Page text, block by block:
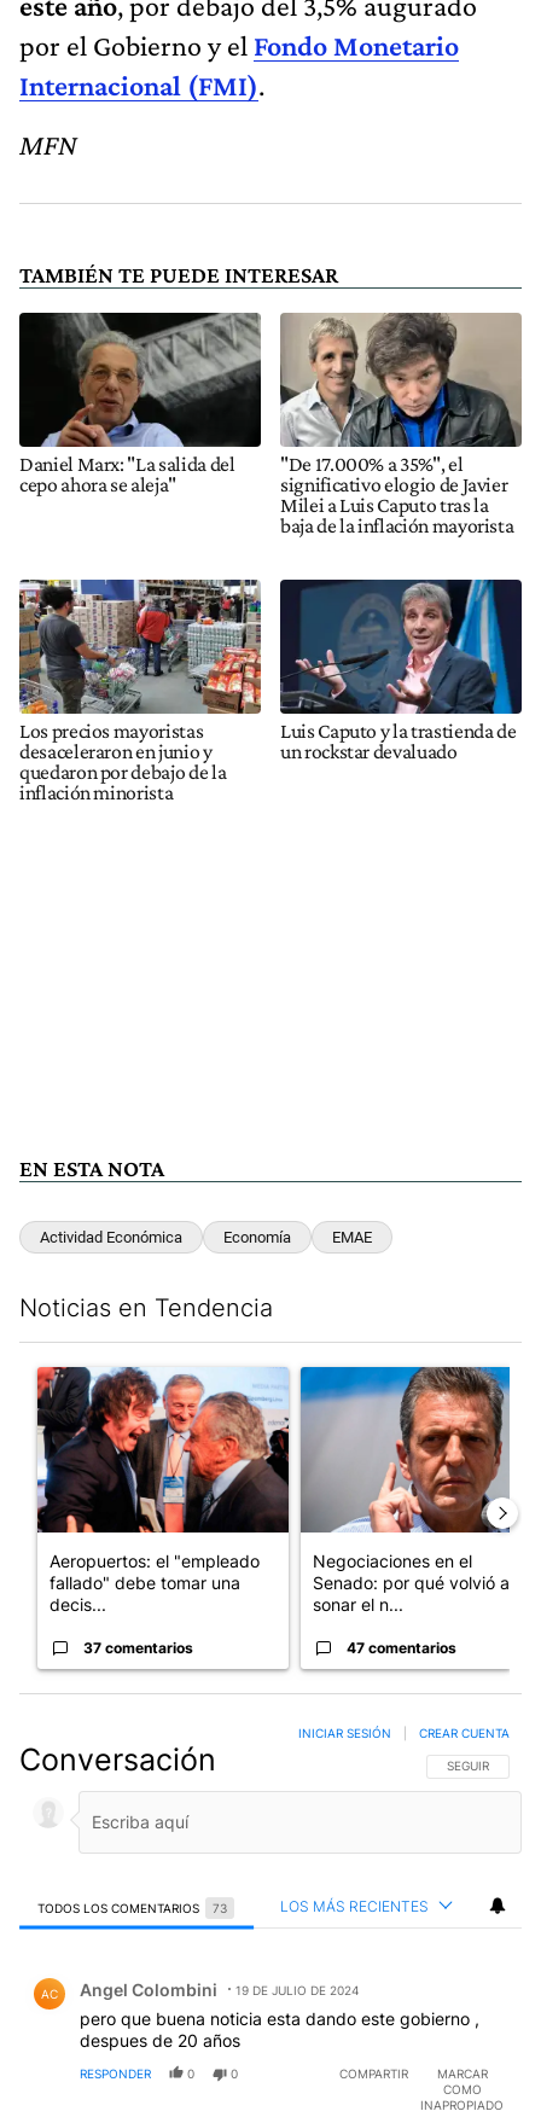
por el Gobierno y el Fondo Monetario
Internacional (FMI).
MFN
TAMBIÉN TE PUEDE INTERESAR
Daniel Marx: "La salida del
cepo ahora se aleja"
"De 17.000% a 35%", el
significativo elogio de Javier
Milei a Luis Caputo tras la
baja de la inflación mayorista
Los precios mayoristas
desaceleraron en junio y
quedaron por debajo de la
inflación minorista
Luis Caputo y la trastienda de
un rockstar devaluado
EN ESTA NOTA
Actividad Económica Economía EMAE
Noticias en Tendencia
Un artículo de tendencia con el título "Aeropuertos: el
Aeropuertos: el "empleado
fallado" debe tomar una
decis...
37 comentarios
Un artículo de tendencia
Negociaciones en el
Senado: por qué volvió a
sonar el n...
47 comentarios
Conversación SIGA ESTA
SEGUIR
INICIAR SESIÓN CREAR CUENTA
TODOS LOS COMENTARIOS 73 LOS MÁS RECIENTES
AC Angel Colombini 19 DE JULIO DE 2024
pero que buena noticia esta dando este gobierno ,
despues de 20 años
RESPONDER 0 0 COMPARTIR
MARCAR
COMO
INAPROPIADO